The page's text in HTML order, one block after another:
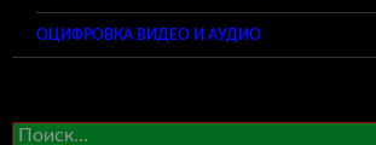
ОЦИФРОВКА ВИДЕО И АУДИО
Найти: